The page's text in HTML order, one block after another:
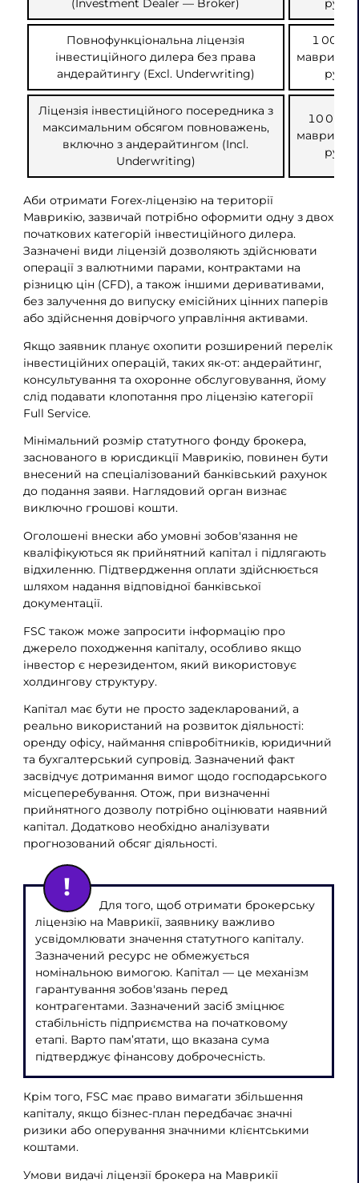
Повнофункціональна ліцензія
інвестиційного дилера без права
андерайтингу (Excl. Underwriting)
1 000
рупій
Ліцензія інвестиційного посередника з
максимальним обсягом повноважень,
включно з андерайтингом (Incl.
Underwriting)
10 000
рупій
Аби отримати Forex-ліцензію на території
Маврикію, зазвичай потрібно оформити одну з двох
початкових категорій інвестиційного дилера.
Зазначені види ліцензій дозволяють здійснювати
операції з валютними парами, контрактами на
різницю цін (CFD), а також іншими деривативами,
без залучення до випуску емісійних цінних паперів
або здійснення довірчого управління активами.
Якщо заявник планує охопити розширений перелік
інвестиційних операцій, таких як-от: андерайтинг,
консультування та охоронне обслуговування, йому
слід подавати клопотання про ліцензію категорії
Full Service.
Мінімальний розмір статутного фонду брокера,
заснованого в юрисдикції Маврикію, повинен бути
внесений на спеціалізований банківський рахунок
до подання заяви. Наглядовий орган визнає
виключно грошові кошти.
Оголошені внески або умовні зобов'язання не
кваліфікуються як прийнятний капітал і підлягають
відхиленню. Підтвердження оплати здійснюється
шляхом надання відповідної банківської
документації.
FSC також може запросити інформацію про
джерело походження капіталу, особливо якщо
інвестор є нерезидентом, який використовує
холдингову структуру.
Капітал має бути не просто задекларований, а
реально використаний на розвиток діяльності:
оренду офісу, наймання співробітників, юридичний
та бухгалтерський супровід. Зазначений факт
засвідчує дотримання вимог щодо господарського
місцеперебування. Отож, при визначенні
прийнятного дозволу потрібно оцінювати наявний
капітал. Додатково необхідно аналізувати
прогнозований обсяг діяльності.
Для того, щоб отримати брокерську
ліцензію на Маврикії, заявнику важливо
усвідомлювати значення статутного капіталу.
Зазначений ресурс не обмежується
номінальною вимогою. Капітал — це механізм
гарантування зобов'язань перед
контрагентами. Зазначений засіб зміцнює
стабільність підприємства на початковому
етапі. Варто пам’ятати, що вказана сума
підтверджує фінансову доброчесність.
Крім того, FSC має право вимагати збільшення
капіталу, якщо бізнес-план передбачає значні
ризики або оперування значними клієнтськими
коштами.
Умови видачі ліцензії брокера на Маврикії